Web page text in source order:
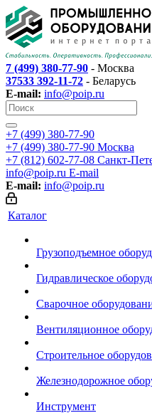
7 (499) 380-77-90 - Москва
37533 392-11-72 - Беларусь
E-mail: info@poip.ru
+7 (499) 380-77-90
+7 (499) 380-77-90 Москва
+7 (812) 602-77-08 Санкт-
info@poip.ru E-mail
E-mail: info@poip.ru
Каталог
Грузоподъемное
Гидравлическое
Сварочное
Вентиляционное
Строительное
Железнодорожное
Инструмент